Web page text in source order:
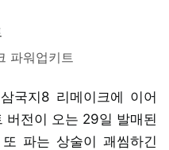
파워업키트
국지8 리메이크에 이어
버전이 오는 29일 발매된
파는 상술이 괘씸하긴